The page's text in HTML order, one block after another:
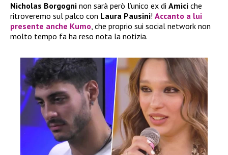
Nicholas Borgogni non sarà però l’unico ex di Amici che
ritroveremo sul palco con Laura Pausini! Accanto a lui
presente anche Kumo, che proprio sui social network non
molto tempo fa ha reso nota la notizia.